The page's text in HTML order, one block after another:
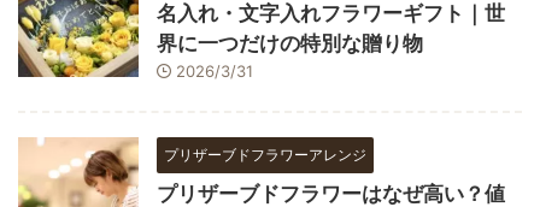
名入れ・文字入れフラワーギフト｜世
界に一つだけの特別な贈り物
2026/3/31
プリザーブドフラワーアレンジ
プリザーブドフラワーはなぜ高い？値